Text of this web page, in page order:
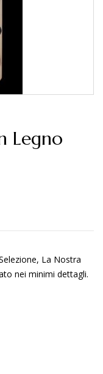
Legno
La Nostra
nei minimi dettagli.